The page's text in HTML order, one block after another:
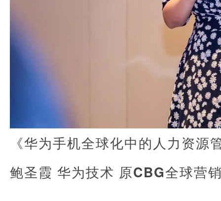
《华为手机全球化中的人力资源
鲍圣霞 华为技术 原CBG全球营